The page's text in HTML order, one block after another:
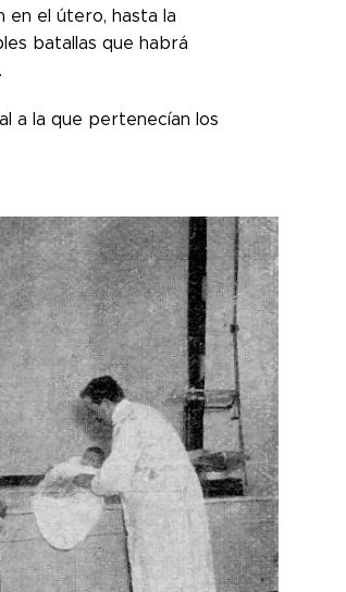
en el útero, hasta la
batallas que habrá
a la que pertenecían los